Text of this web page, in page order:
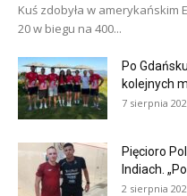
Kuś zdobyła w amerykańskim
20 w biegu na 400...
Po
kolejnych
7 sierpnia
Pięcioro
Indiach.
2 sierpnia